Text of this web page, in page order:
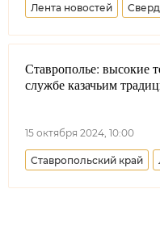
Лента новостей
Оренбургское
Ставрополье: высокие
службе казачьим
15 октября 2024, 10:00
Ставропольский край
Союз казачьей